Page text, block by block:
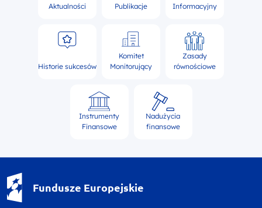
Aktualności Publikacje
Informacyjny
Historie sukcesów
Komitet
Monitorujący
Zasady
równościowe
Instrumenty
Finansowe
Nadużycia
finansowe
Fundusze Europejskie